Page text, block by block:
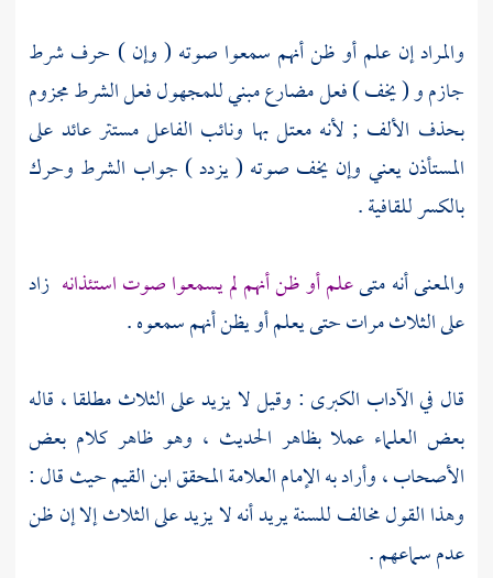
والمراد إن علم أو ظن أنهم سمعوا صوته ( وإن ) حرف شرط
جازم و ( يخف ) فعل مضارع مبني للمجهول فعل الشرط مجزوم
بحذف الألف ; لأنه معتل بها ونائب الفاعل مستتر عائد على
المستأذن يعني وإن يخف صوته ( يزدد ) جواب الشرط وحرك
بالكسر للقافية .
والمعنى أنه متىعلم أو ظن أنهم لم يسمعوا صوت استئذانه زاد
على الثلاث مرات حتى يعلم أو يظن أنهم سمعوه .
قال في الآداب الكبرى : وقيل لا يزيد على الثلاث مطلقا ، قاله
بعض العلماء عملا بظاهر الحديث ، وهو ظاهر كلام بعض
الأصحاب ، وأراد به الإمام العلامة المحققابن القيمحيث قال :
وهذا القول مخالف للسنة يريد أنه لا يزيد على الثلاث إلا إن ظن
عدم سماعهم .